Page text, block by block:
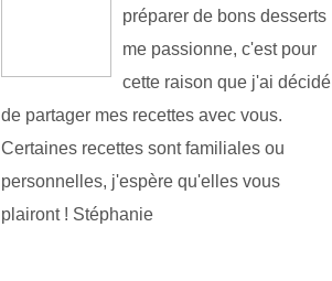
préparer de bons desserts
me passionne, c'est pour
cette raison que j'ai décidé
de partager mes recettes avec vous.
Certaines recettes sont familiales ou
personnelles, j'espère qu'elles vous
plairont ! Stéphanie